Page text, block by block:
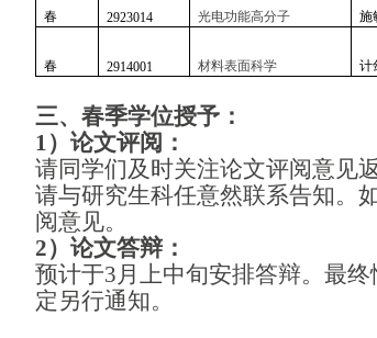
春 2923014 光电功能高分子 施
春 2914001 材料表面科学 计
三、春季学位授予：
1）论文评阅：
请同学们及时关注论文评阅意见
请与研究生科任意然联系告知。
阅意见。
2）论文答辩：
预计于3月上中旬安排答辩。最
定另行通知。